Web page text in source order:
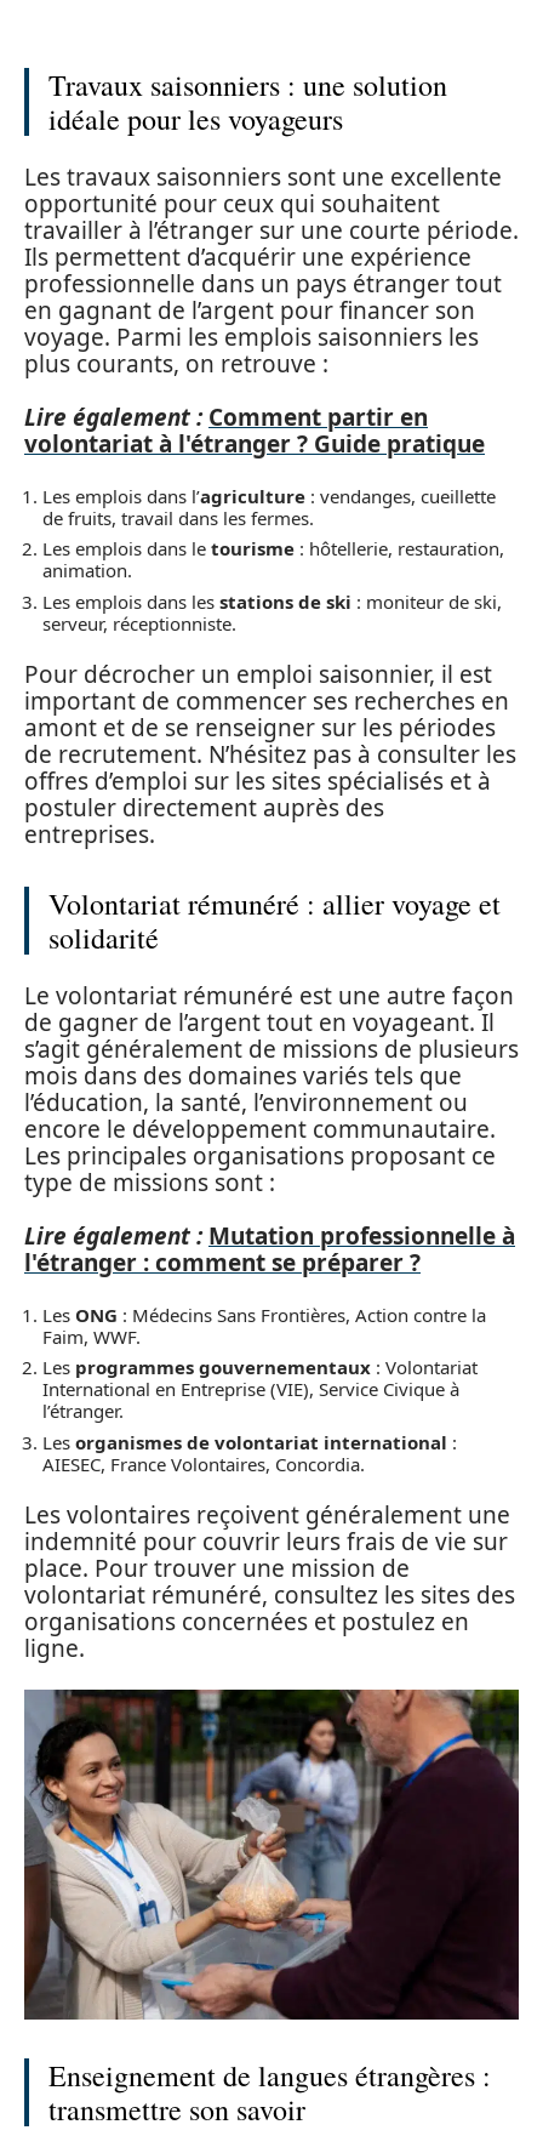
Travaux saisonniers : une solution
idéale pour les voyageurs
Les travaux saisonniers sont une excellente
opportunité pour ceux qui souhaitent
travailler à l’étranger sur une courte période.
Ils permettent d’acquérir une expérience
professionnelle dans un pays étranger tout
en gagnant de l’argent pour financer son
voyage. Parmi les emplois saisonniers les
plus courants, on retrouve :
Lire également : Comment partir en
volontariat à l'étranger ? Guide pratique
Les emplois dans l’agriculture : vendanges, cueillette
de fruits, travail dans les fermes.
Les emplois dans le tourisme : hôtellerie, restauration,
animation.
Les emplois dans les stations de ski : moniteur de ski,
serveur, réceptionniste.
Pour décrocher un emploi saisonnier, il est
important de commencer ses recherches en
amont et de se renseigner sur les périodes
de recrutement. N’hésitez pas à consulter les
offres d’emploi sur les sites spécialisés et à
postuler directement auprès des
entreprises.
Volontariat rémunéré : allier voyage et
solidarité
Le volontariat rémunéré est une autre façon
de gagner de l’argent tout en voyageant. Il
s’agit généralement de missions de plusieurs
mois dans des domaines variés tels que
l’éducation, la santé, l’environnement ou
encore le développement communautaire.
Les principales organisations proposant ce
type de missions sont :
Lire également : Mutation professionnelle à
l'étranger : comment se préparer ?
Les ONG : Médecins Sans Frontières, Action contre la
Faim, WWF.
Les programmes gouvernementaux : Volontariat
International en Entreprise (VIE), Service Civique à
l’étranger.
Les organismes de volontariat international :
AIESEC, France Volontaires, Concordia.
Les volontaires reçoivent généralement une
indemnité pour couvrir leurs frais de vie sur
place. Pour trouver une mission de
volontariat rémunéré, consultez les sites des
organisations concernées et postulez en
ligne.
Enseignement de langues étrangères :
transmettre son savoir